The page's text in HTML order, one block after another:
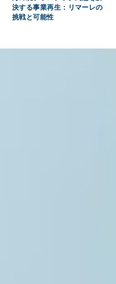
決する事業再生：リマーレの
挑戦と可能性